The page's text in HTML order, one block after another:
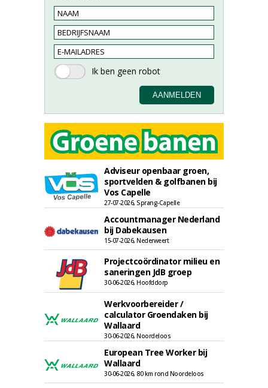
Adviseur openbaar groen,
sportvelden & golfbanen bij
Vos Capelle
27-07-2026, Sprang-Capelle
Accountmanager Nederland
bij Dabekausen
15-07-2026, Nederweert
Projectcoördinator milieu en
saneringen JdB groep
30-06-2026, Hoofddorp
Werkvoorbereider /
calculator Groendaken bij
Wallaard
30-06-2026, Noordeloos
European Tree Worker bij
Wallaard
30-06-2026, 80 km rond Noordeloos